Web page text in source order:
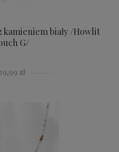
kamieniem biały /Howlit
G/
zł